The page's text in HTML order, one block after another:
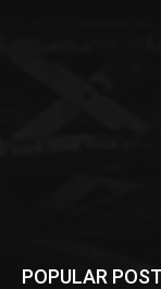
POPULAR